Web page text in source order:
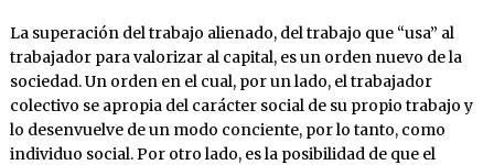
La superación del trabajo alienado, del trabajo que “usa” al
trabajador para valorizar al capital, es un orden nuevo de la
sociedad. Un orden en el cual, por un lado, el trabajador
colectivo se apropia del carácter social de su propio trabajo y
lo desenvuelve de un modo conciente, por lo tanto, como
individuo social. Por otro lado, es la posibilidad de que el